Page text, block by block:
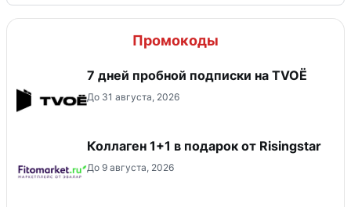
Промокоды
7 дней пробной подписки на TVOЁ
До 31 августа, 2026
Коллаген 1+1 в подарок от Risingstar
До 9 августа, 2026